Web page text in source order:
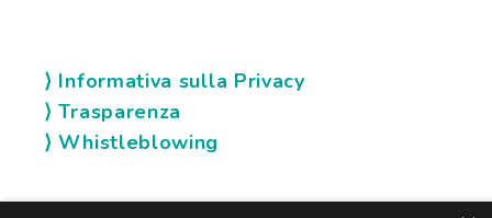
⟩ Informativa sulla Privacy
⟩ Trasparenza
⟩ Whistleblowing